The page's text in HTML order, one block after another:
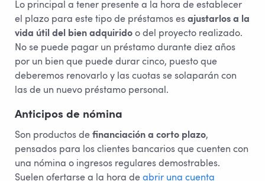
Lo principal a tener presente a la hora de establecer
el plazo para este tipo de préstamos es ajustarlos a la
vida útil del bien adquirido o del proyecto realizado.
No se puede pagar un préstamo durante diez años
por un bien que puede durar cinco, puesto que
deberemos renovarlo y las cuotas se solaparán con
las de un nuevo préstamo personal.
Anticipos de nómina
Son productos de financiación a corto plazo,
pensados para los clientes bancarios que cuenten con
una nómina o ingresos regulares demostrables.
Suelen ofertarse a la hora de abrir una cuenta